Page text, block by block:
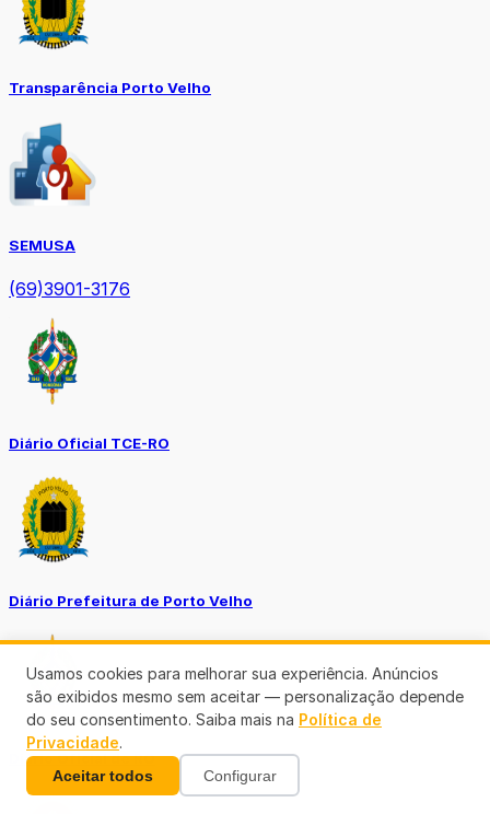
Transparência Porto Velho
SEMUSA
(69)3901-3176
Diário Oficial TCE-RO
Diário Prefeitura de Porto Velho
Diário Oficial de RO
Usamos cookies para melhorar sua experiência. Anúncios
são exibidos mesmo sem aceitar — personalização depende
do seu consentimento. Saiba mais na Política de
Privacidade.
Aceitar todos Configurar